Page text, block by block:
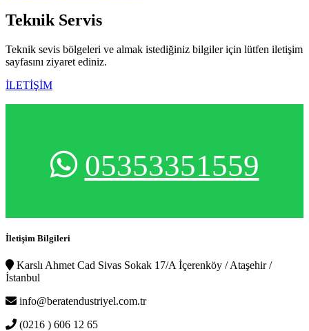
Teknik Servis
Teknik sevis bölgeleri ve almak istediğiniz bilgiler için lütfen iletişim
sayfasını ziyaret ediniz.
İLETİŞİM
05353351559
İletişim Bilgileri
Karslı Ahmet Cad Sivas Sokak 17/A İçerenköy / Ataşehir /
İstanbul
info@beratendustriyel.com.tr
(0216 ) 606 12 65